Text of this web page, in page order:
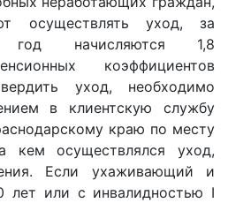
осуществлять уход, за
начисляются 1,8
коэффициентов
уход, необходимо
в клиентскую службу
краю по месту
кем осуществлялся уход,
Если ухаживающий и
лет или с инвалидностью I